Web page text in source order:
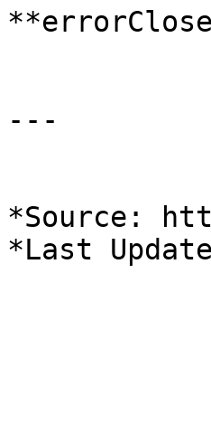
---
*Source: